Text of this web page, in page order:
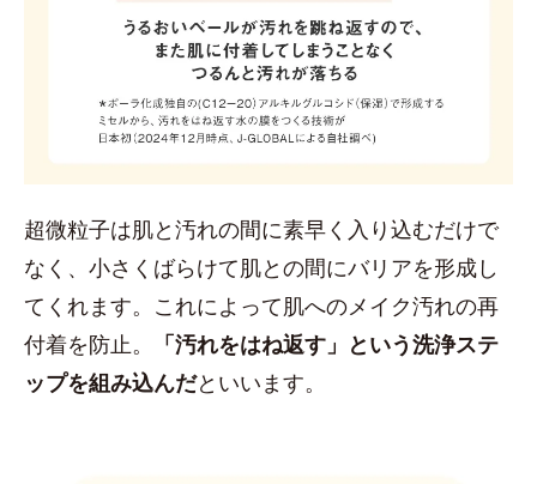
超微粒子は肌と汚れの間に素早く入り込むだけで
なく、小さくばらけて肌との間にバリアを形成し
てくれます。これによって肌へのメイク汚れの再
付着を防止。
「汚れをはね返す」という洗浄ステ
ップを組み込んだといいます。